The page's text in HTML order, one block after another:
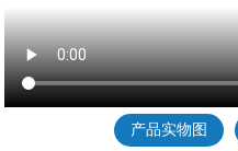
产品实物图